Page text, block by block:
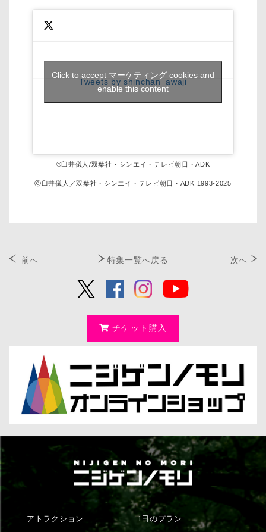
Tweets by shinchan_awaji
Click to accept マーケティング cookies and
enable this content
©臼井儀人/双葉社・シンエイ・テレビ朝日・ADK
ⓒ臼井儀人／双葉社・シンエイ・テレビ朝日・ADK 1993-2025
前へ 特集一覧へ戻る 次へ
チケット購入
アトラクション 1日のプラン